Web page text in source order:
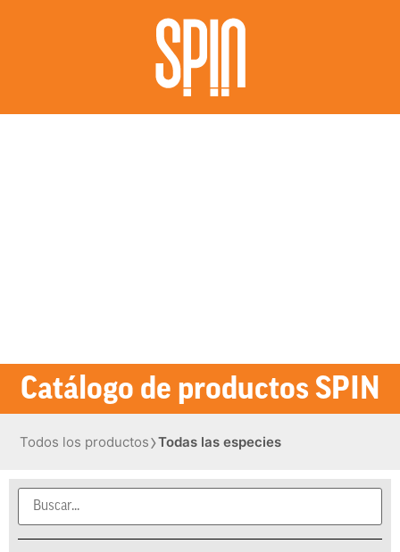
Catálogo de productos SPIN
Todos los productos›Todas las especies